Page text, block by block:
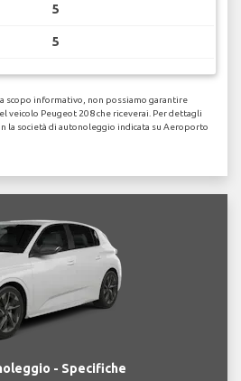
5
5
scopo informativo, non possiamo garantire
veicolo Peugeot 208 che riceverai. Per dettagli
la società di autonoleggio indicata su Aeroporto
- Specifiche